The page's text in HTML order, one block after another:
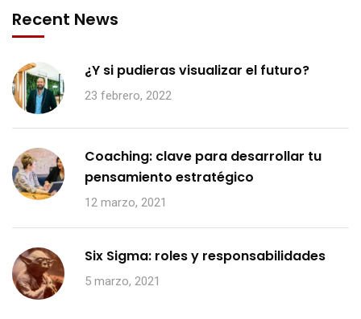
Recent News
¿Y si pudieras visualizar el futuro?
23 febrero, 2022
Coaching: clave para desarrollar tu
pensamiento estratégico
12 marzo, 2021
Six Sigma: roles y responsabilidades
5 marzo, 2021